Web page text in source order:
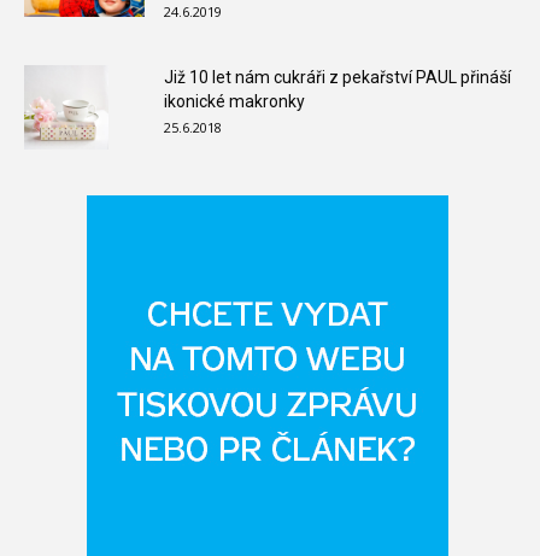
24.6.2019
Již 10 let nám cukráři z pekařství PAUL přináší
ikonické makronky
25.6.2018